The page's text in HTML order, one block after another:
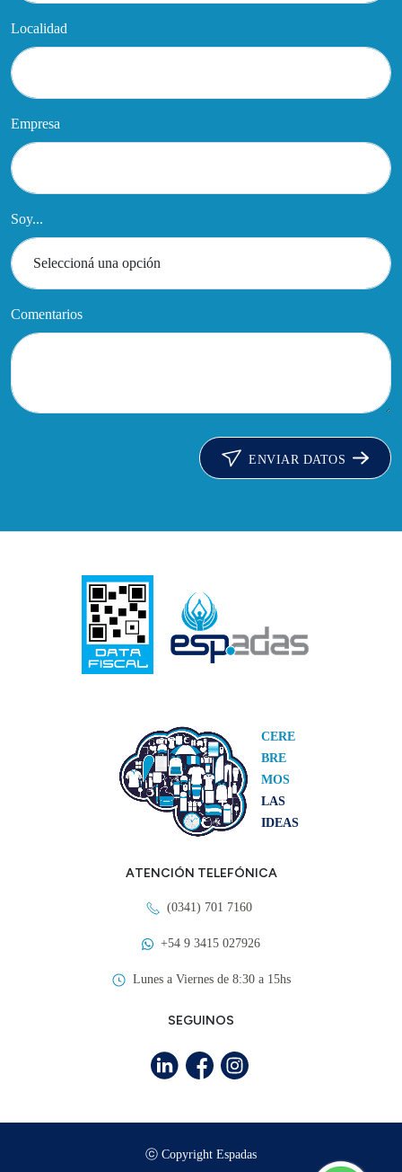
Localidad
Empresa
Soy...
Comentarios
ENVIAR DATOS
CERE
BRE
MOS
LAS
IDEAS
ATENCIÓN TELEFÓNICA
(0341) 701 7160
+54 9 3415 027926
Lunes a Viernes de 8:30 a 15hs
SEGUINOS
ⓒ Copyright Espadas